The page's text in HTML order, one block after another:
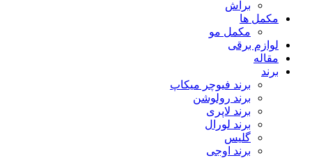
براش
مکمل ها
مکمل مو
لوازم برقی
مقاله
برند
برند فیوچر میکاپ
برند رولوشن
برند لاپری
برند لورال
گلیس
برند اوجی